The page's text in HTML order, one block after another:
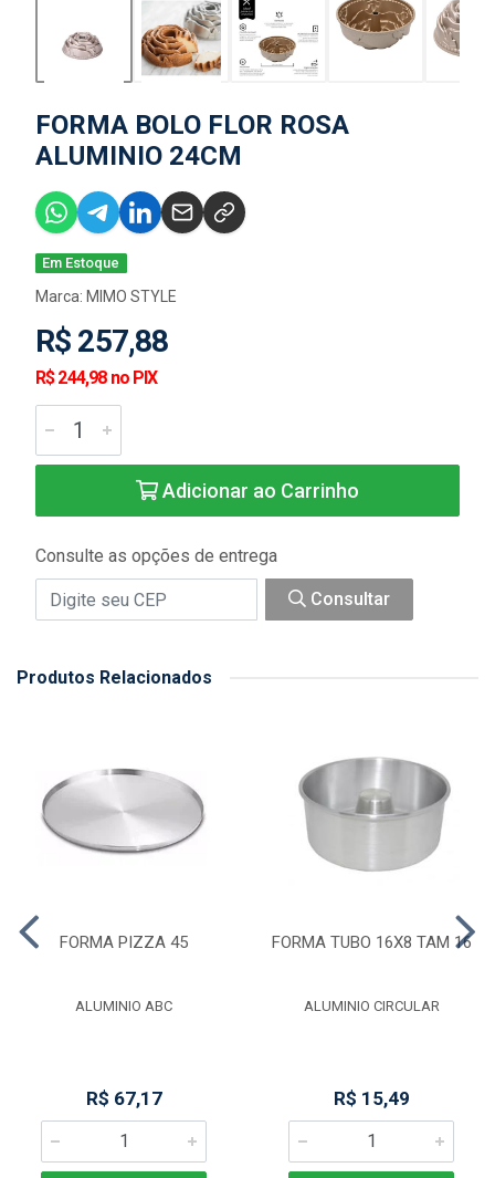
FORMA BOLO FLOR ROSA
ALUMINIO 24CM
Em Estoque
Marca: MIMO STYLE
R$ 257,88
R$ 244,98 no PIX
Adicionar ao Carrinho
Consulte as opções de entrega
Consultar
Produtos Relacionados
FORMA PIZZA 45
ALUMINIO ABC
R$ 67,17
FORMA TUBO 16X8 TAM 16
ALUMINIO CIRCULAR
R$ 15,49